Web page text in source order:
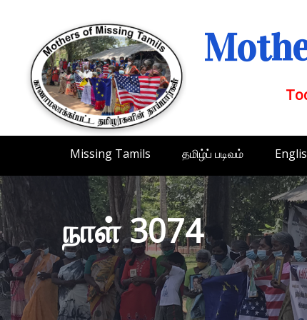
Missing Tamils தமிழ்ப் படிவம்
நாள் 3074